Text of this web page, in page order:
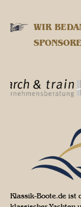
WIR
Klassik-Boote.de ist